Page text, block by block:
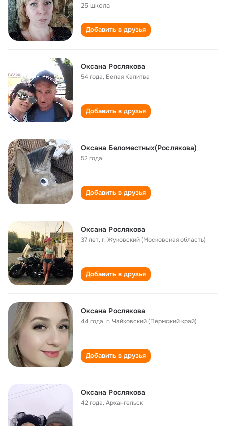
25 школа
Добавить в друзья
Оксана Рослякова
54 года, Белая Калитва
Добавить в друзья
Оксана Беломестных(Рослякова)
52 года
Добавить в друзья
Оксана Рослякова
37 лет,г. Жуковский (Московская область)
Добавить в друзья
Оксана Рослякова
44 года,г. Чайковский (Пермский край)
Добавить в друзья
Оксана Рослякова
42 года,Архангельск